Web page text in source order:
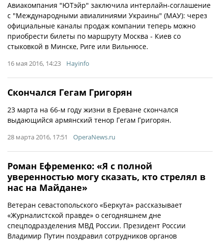
Авиакомпания "ЮТэйр" заключила интерлайн-соглашение
с "Международными авиалиниями Украины" (МАУ): через
официальные каналы продаж компании теперь можно
приобрести билеты по маршруту Москва - Киев со
стыковкой в Минске, Риге или Вильнюсе.
16 мая 2016, 14:23 Hayinfo
Скончался Гегам Григорян
23 марта на 66-м году жизни в Ереване скончался
выдающийся армянский тенор Гегам Григорян.
28 марта 2016, 17:51 OperaNews.ru
Роман Ефременко: «Я с полной
уверенностью могу сказать, кто стрелял в
нас на Майдане»
Ветеран севастопольского «Беркута» рассказывает
«Журналистской правде» о сегодняшнем дне
спецподразделения МВД России. Президент России
Владимир Путин поздравил сотрудников органов